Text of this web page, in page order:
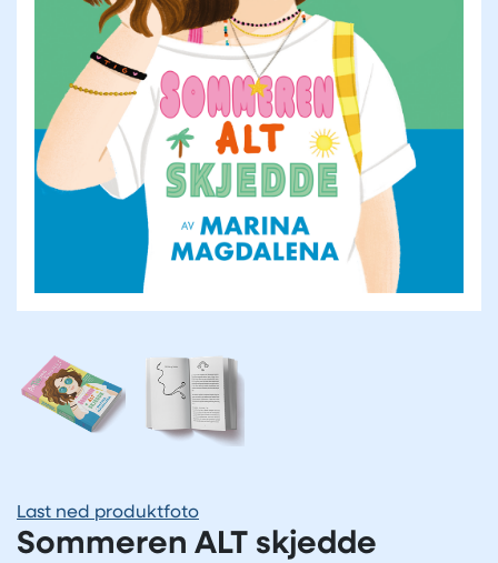
Last ned produktfoto
Sommeren ALT skjedde